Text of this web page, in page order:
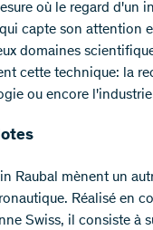
où le regard d'un
capte son attention
domaines
cette technique: la
ou encore
Raubal mènent un
Réalisé en
Swiss, il consiste à